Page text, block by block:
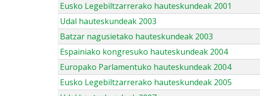
Eusko Legebiltzarrerako hauteskundeak 2001
Udal hauteskundeak 2003
Batzar nagusietako hauteskundeak 2003
Espainiako kongresuko hauteskundeak 2004
Europako Parlamentuko hauteskundeak 2004
Eusko Legebiltzarrerako hauteskundeak 2005